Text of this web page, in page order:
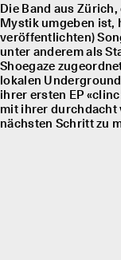
Die Band aus
Mystik umgeben ist,
veröffentlichten)
unter anderem als
Shoegaze
lokalen
ihrer ersten EP
mit ihrer durchdacht
nächsten Schritt zu